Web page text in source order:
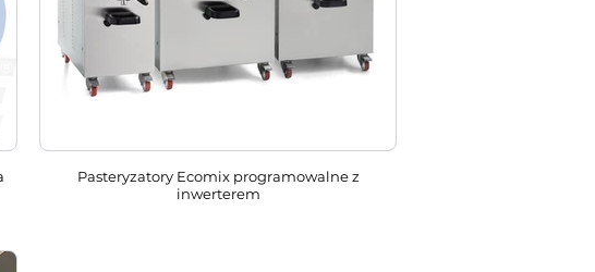
Pasteryzatory Ecomix programowalne z
inwerterem